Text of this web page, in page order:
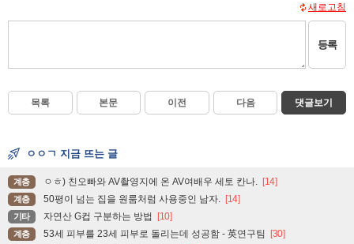
새로고침
등록
목록 본문 이전 다음 댓글보기
ㅇㅇㄱ 지금 뜨는 글
계층 ㅇㅎ) 친오빠와 AV촬영지에 온 AV여배우 세토 칸나. [14]
계층 50평이 넘는 집을 원룸처럼 사용중인 남자. [14]
기타 자연산 G컵 구분하는 방법 [10]
계층 53세 피부를 23세 피부로 돌리는데 성공함 - 英연구팀 [30]